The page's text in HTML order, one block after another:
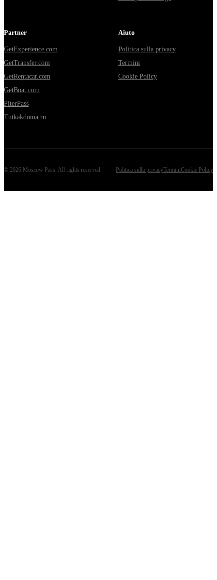
Partner
GetExperience.com
GetTransfer.com
GetRentacar.com
GetBoat.com
PiterPass
Tutkakdoma.ru
Aiuto
Politica sulla privacy
Termini
Cookie Policy
© 2026 Moscow Pass. All rights reserved. Politica sulla privacyTerminiCookie Policy